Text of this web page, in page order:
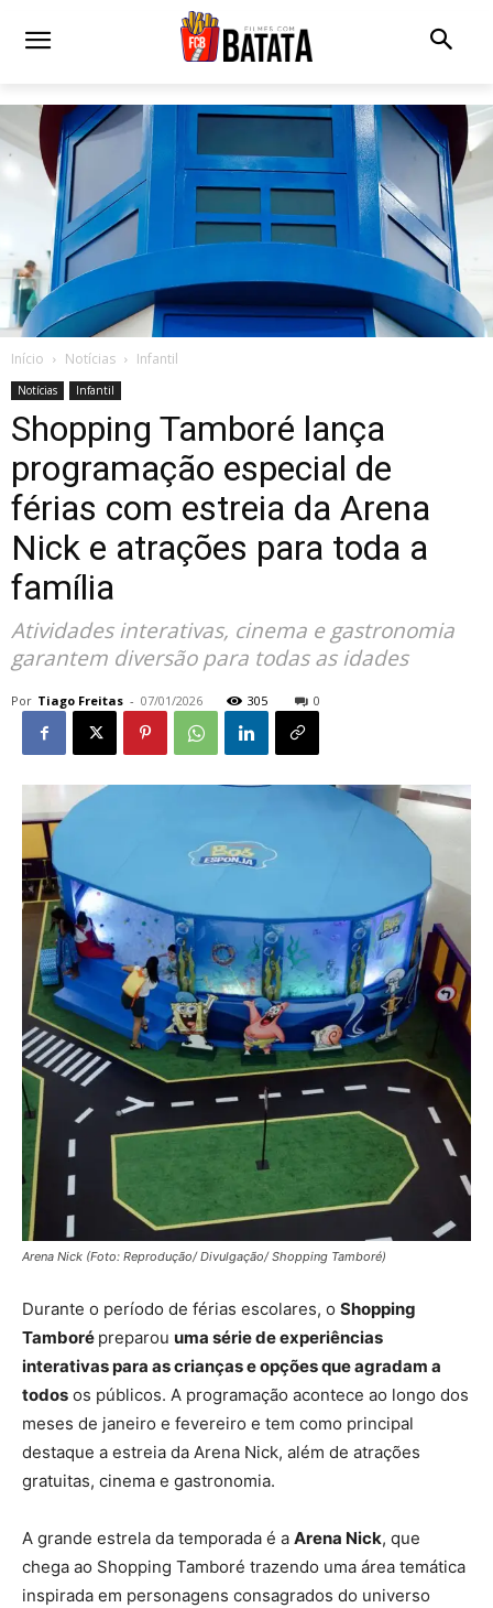
Início Notícias Infantil
Notícias Infantil
Shopping Tamboré lança
programação especial de
férias com estreia da Arena
Nick e atrações para toda a
família
Atividades interativas, cinema e gastronomia
garantem diversão para todas as idades
Por Tiago Freitas - 07/01/2026 305 0
Arena Nick (Foto: Reprodução/ Divulgação/ Shopping Tamboré)
Durante o período de férias escolares, o Shopping
Tamboré preparou uma série de experiências
interativas para as crianças e opções que agradam a
todos os públicos. A programação acontece ao longo dos
meses de janeiro e fevereiro e tem como principal
destaque a estreia da Arena Nick, além de atrações
gratuitas, cinema e gastronomia.
A grande estrela da temporada é a Arena Nick, que
chega ao Shopping Tamboré trazendo uma área temática
inspirada em personagens consagrados do universo